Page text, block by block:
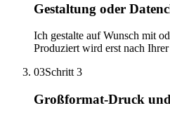
Gestaltung oder
Ich gestalte auf Wunsch mit
Produziert wird erst nach
03Schritt 3
Großformat-Druck